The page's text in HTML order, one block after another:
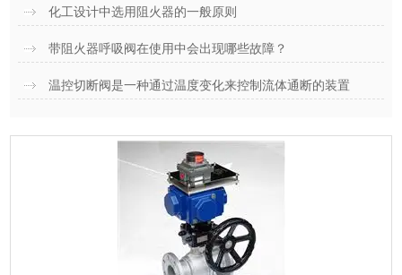
化工设计中选用阻火器的一般原则
带阻火器呼吸阀在使用中会出现哪些故障？
温控切断阀是一种通过温度变化来控制流体通断的装置